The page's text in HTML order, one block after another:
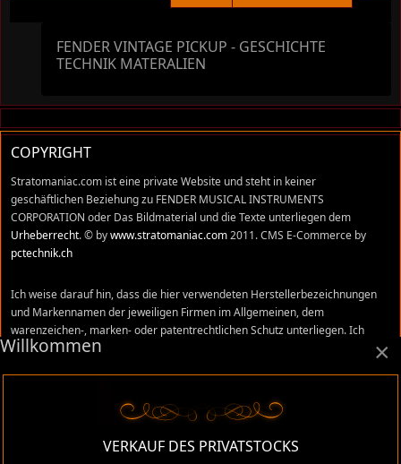
FENDER VINTAGE PICKUP - GESCHICHTE
TECHNIK MATERALIEN
COPYRIGHT
Stratomaniac.com ist eine private Website und steht in keiner
geschäftlichen Beziehung zu FENDER MUSICAL INSTRUMENTS
CORPORATION oder Das Bildmaterial und die Texte unterliegen dem
Urheberrecht. © bywww.stratomaniac.com2011. CMS E-Commerce by
pctechnik.ch
Ich weise darauf hin, dass die hier verwendeten Herstellerbezeichnungen
und Markennamen der jeweiligen Firmen im Allgemeinen, dem
warenzeichen-, marken- oder patentrechtlichen Schutz unterliegen. Ich
stehe in keinem Zusammenhang mit diesen Firmen und Namen und alle
angeeignet habe. Trotz sorgfältigster Prüfung können sich Irrtümer,
Verwechslungen oder Fehler eingeschlichen haben. Ich übernehme keine
Verantwortung für absolute Richtigkeit aller Angaben, die auf dieser Website
×
Willkommen
VERKAUF DES PRIVATSTOCKS